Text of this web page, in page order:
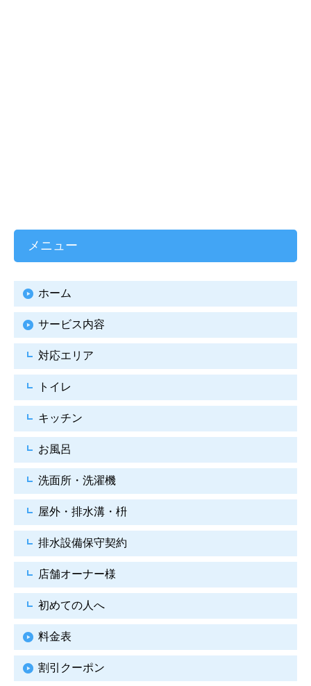
メニュー
ホーム
サービス内容
対応エリア
トイレ
キッチン
お風呂
洗面所・洗濯機
屋外・排水溝・枡
排水設備保守契約
店舗オーナー様
初めての人へ
料金表
割引クーポン